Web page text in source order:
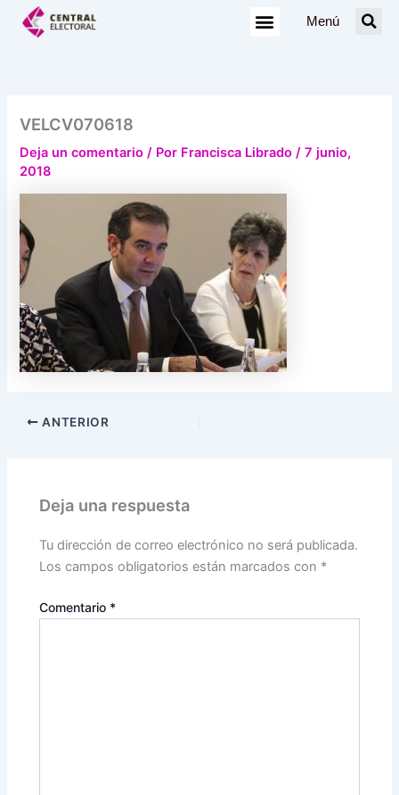
Menú
VELCV070618
Deja un comentario / Por Francisca Librado/7 junio,
2018
ANTERIOR
Deja una respuesta
Tu dirección de correo electrónico no será publicada.
Los campos obligatorios están marcados con *
Comentario *